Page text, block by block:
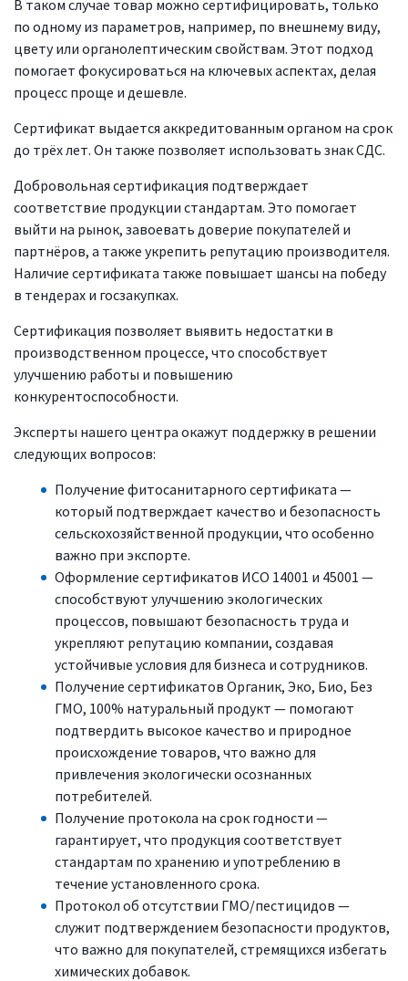
В таком случае товар можно сертифицировать, только
по одному из параметров, например, по внешнему виду,
цвету или органолептическим свойствам. Этот подход
помогает фокусироваться на ключевых аспектах, делая
процесс проще и дешевле.
Сертификат выдается аккредитованным органом на срок
до трёх лет. Он также позволяет использовать знак СДС.
Добровольная сертификация подтверждает
соответствие продукции стандартам. Это помогает
выйти на рынок, завоевать доверие покупателей и
партнёров, а также укрепить репутацию производителя.
Наличие сертификата также повышает шансы на победу
в тендерах и госзакупках.
Сертификация позволяет выявить недостатки в
производственном процессе, что способствует
улучшению работы и повышению
конкурентоспособности.
Эксперты нашего центра окажут поддержку в решении
следующих вопросов:
Получение фитосанитарного сертификата —
который подтверждает качество и безопасность
сельскохозяйственной продукции, что особенно
важно при экспорте.
Оформление сертификатов ИСО 14001 и 45001 —
способствуют улучшению экологических
процессов, повышают безопасность труда и
укрепляют репутацию компании, создавая
устойчивые условия для бизнеса и сотрудников.
Получение сертификатов Органик, Эко, Био, Без
ГМО, 100% натуральный продукт — помогают
подтвердить высокое качество и природное
происхождение товаров, что важно для
привлечения экологически осознанных
потребителей.
Получение протокола на срок годности —
гарантирует, что продукция соответствует
стандартам по хранению и употреблению в
течение установленного срока.
Протокол об отсутствии ГМО/пестицидов —
служит подтверждением безопасности продуктов,
что важно для покупателей, стремящихся избегать
химических добавок.